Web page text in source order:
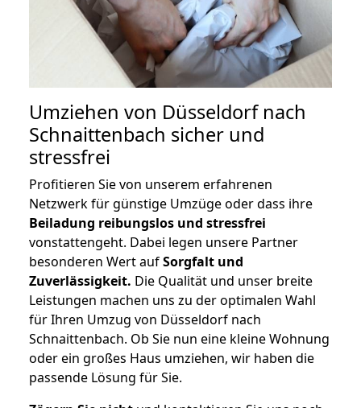
Umziehen von Düsseldorf nach
Schnaittenbach sicher und
stressfrei
Profitieren Sie von unserem erfahrenen
Netzwerk für günstige Umzüge oder dass ihre
Beiladung reibungslos und stressfrei
vonstattengeht. Dabei legen unsere Partner
besonderen Wert aufSorgfalt und
Zuverlässigkeit. Die Qualität und unser breite
Leistungen machen uns zu der optimalen Wahl
für Ihren Umzug von Düsseldorf nach
Schnaittenbach. Ob Sie nun eine kleine Wohnung
oder ein großes Haus umziehen, wir haben die
passende Lösung für Sie.